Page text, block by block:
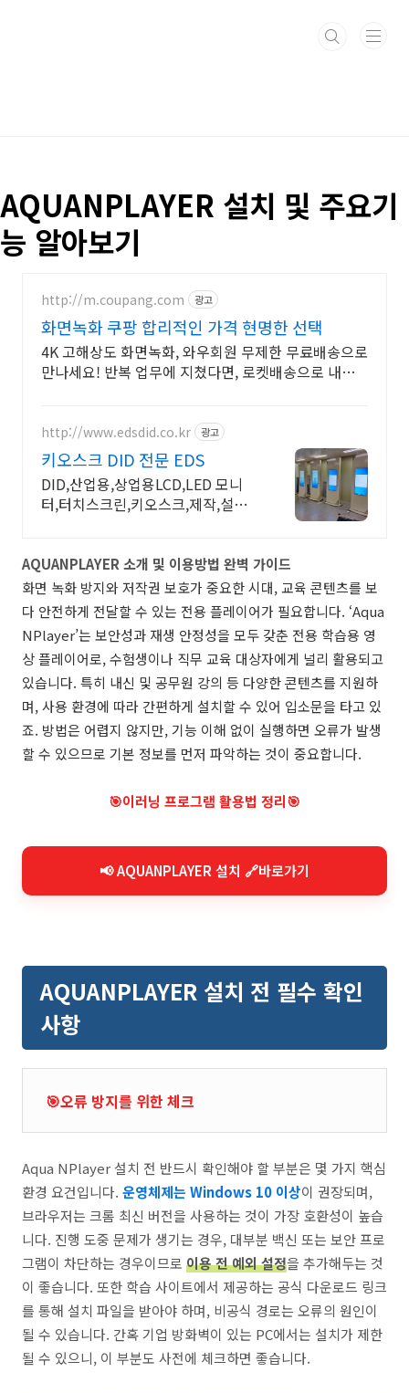
AQUANPLAYER 설치 및 주요기
능 알아보기
http://m.coupang.com 광고
화면녹화 쿠팡 합리적인 가격 현명한 선택
4K 고해상도 화면녹화, 와우회원 무제한 무료배송으로
만나세요! 반복 업무에 지쳤다면, 로켓배송으로 내일
http://www.edsdid.co.kr 광고
키오스크 DID 전문 EDS
DID,산업용,상업용LCD,LED 모니
터,터치스크린,키오스크,제작,설치
AQUANPLAYER 소개 및 이용방법 완벽 가이드
화면 녹화 방지와 저작권 보호가 중요한 시대, 교육 콘텐츠를 보
다 안전하게 전달할 수 있는 전용 플레이어가 필요합니다. ‘Aqua
NPlayer’는 보안성과 재생 안정성을 모두 갖춘 전용 학습용 영
상 플레이어로, 수험생이나 직무 교육 대상자에게 널리 활용되고
있습니다. 특히 내신 및 공무원 강의 등 다양한 콘텐츠를 지원하
며, 사용 환경에 따라 간편하게 설치할 수 있어 입소문을 타고 있
죠. 방법은 어렵지 않지만, 기능 이해 없이 실행하면 오류가 발생
할 수 있으므로 기본 정보를 먼저 파악하는 것이 중요합니다.
🎯이러닝 프로그램 활용법 정리🎯
📢 AQUANPLAYER 설치 🔗바로가기
AQUANPLAYER 설치 전 필수 확인
사항
🎯오류 방지를 위한 체크
Aqua NPlayer 설치 전 반드시 확인해야 할 부분은 몇 가지 핵심
환경 요건입니다. 운영체제는 Windows 10 이상이 권장되며,
브라우저는 크롬 최신 버전을 사용하는 것이 가장 호환성이 높습
니다. 진행 도중 문제가 생기는 경우, 대부분 백신 또는 보안 프로
그램이 차단하는 경우이므로 이용 전 예외 설정을 추가해두는 것
이 좋습니다. 또한 학습 사이트에서 제공하는 공식 다운로드 링크
를 통해 설치 파일을 받아야 하며, 비공식 경로는 오류의 원인이
될 수 있습니다. 간혹 기업 방화벽이 있는 PC에서는 설치가 제한
될 수 있으니, 이 부분도 사전에 체크하면 좋습니다.